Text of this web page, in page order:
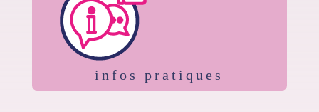
infos pratiques